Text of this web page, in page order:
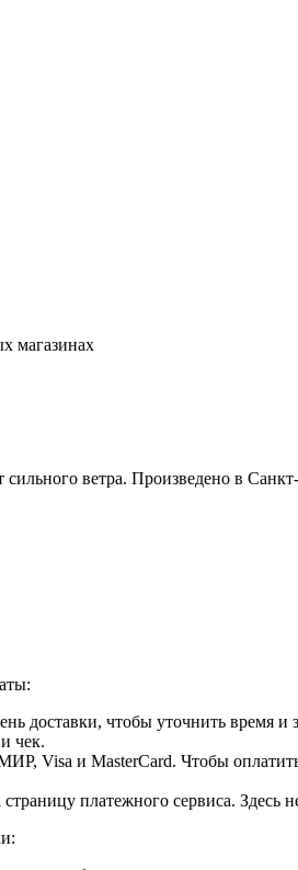
магазинах
ветра. Произведено в
доставки, чтобы уточнить время
чек.
Visa и MasterCard. Чтобы
платежного сервиса. Здесь